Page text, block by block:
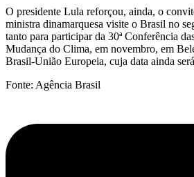
O presidente Lula reforçou, ainda, o
ministra dinamarquesa visite o Brasil no
tanto para participar da 30ª Conferência
Mudança do Clima, em novembro, em
Brasil-União Europeia, cuja data ainda
Fonte: Agência Brasil